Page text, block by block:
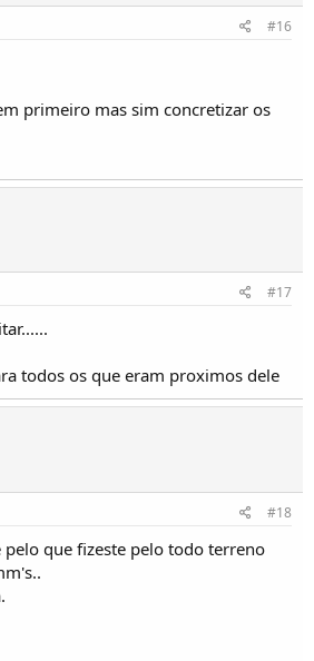
#16
primeiro mas sim concretizar os
#17
todos os que eram proximos dele
#18
pelo que fizeste pelo todo terreno